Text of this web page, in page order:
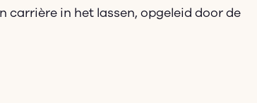
carrière in het lassen, opgeleid door de